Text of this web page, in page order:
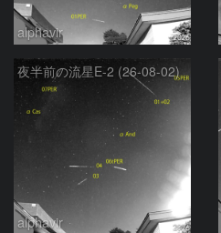
alphavir
夜半前の流星E-2 (26-08-02)
alphavir